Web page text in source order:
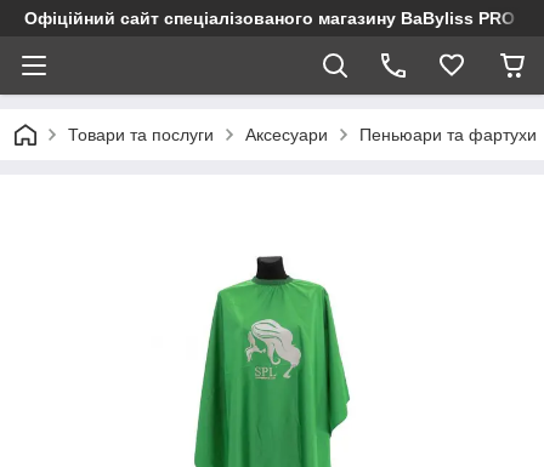
Офіційний сайт спеціалізованого магазину BaByliss PRO
Товари та послуги Аксесуари Пеньюари та фартухи